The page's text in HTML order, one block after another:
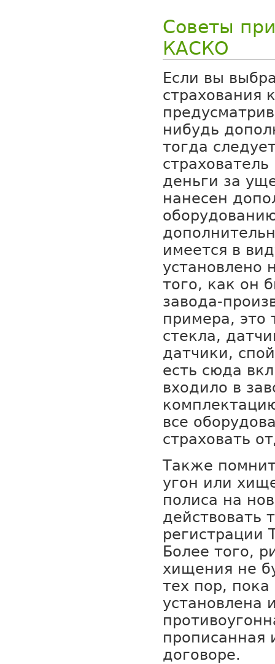
Советы
КАСКО
Если вы
страхования
нибудь
тогда
деньги за
нанесен
имеется в
установлено
того, как он
завода-
примера, это
стекла,
датчики,
есть сюда
входило в
все
страховать
Также
угон или
полиса на
действовать
регистрации
Более того,
хищения не
тех пор, пока
установлена
прописанная
договоре.